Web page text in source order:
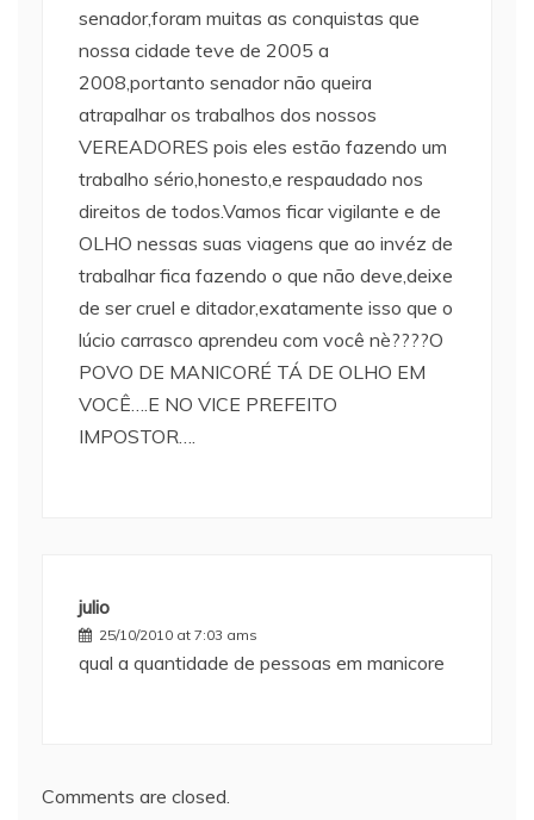
senador,foram muitas as conquistas que
nossa cidade teve de 2005 a
2008,portanto senador não queira
atrapalhar os trabalhos dos nossos
VEREADORES pois eles estão fazendo um
trabalho sério,honesto,e respaudado nos
direitos de todos.Vamos ficar vigilante e de
OLHO nessas suas viagens que ao invéz de
trabalhar fica fazendo o que não deve,deixe
de ser cruel e ditador,exatamente isso que o
lúcio carrasco aprendeu com você nè????O
POVO DE MANICORÉ TÁ DE OLHO EM
VOCÊ….E NO VICE PREFEITO
IMPOSTOR….
julio
25/10/2010 at 7:03 ams
qual a quantidade de pessoas em manicore
Comments are closed.